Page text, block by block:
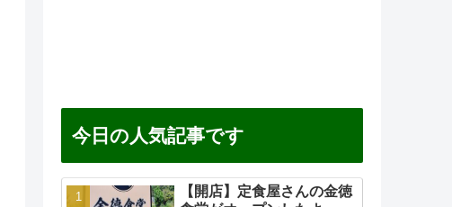
今日の人気記事です
【開店】定食屋さんの金徳